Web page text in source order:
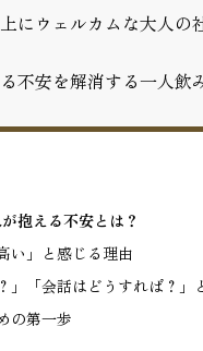
にウェルカムな大人の
不安を解消する一人飲
抱える不安とは？
い」と感じる理由
」「会話はどうすれば？」
の第一歩